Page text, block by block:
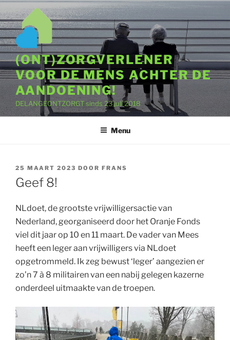
naar
de
inhoud
(ONT)ZORGVERLENER
VOOR DE MENS ACHTER DE
AANDOENING!
DELANGEONTZORGT sinds 23 juli 2018
Menu
GEPLAATST
OP
25 MAART 2023 DOOR FRANS
Geef 8!
NLdoet, de grootste vrijwilligersactie van
Nederland, georganiseerd door het Oranje Fonds
viel dit jaar op 10 en 11 maart. De vader van Mees
heeft een leger aan vrijwilligers via NLdoet
opgetrommeld. Ik zeg bewust ‘leger’ aangezien er
zo’n 7 à 8 militairen van een nabij gelegen kazerne
onderdeel uitmaakte van de troepen.